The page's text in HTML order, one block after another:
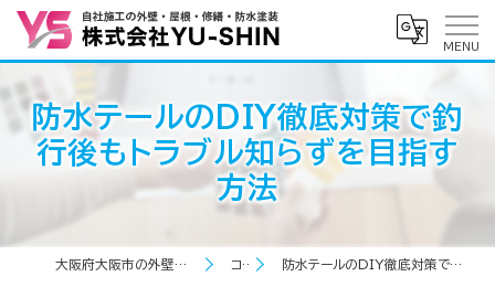
防水テールのDIY徹底対策で釣
行後もトラブル知らずを目指す
方法
大阪府大阪市の外壁塗装なら株式会社YU-SHIN コラム 防水テールのDIY徹底対策で釣行後もトラブル知らずを目指す方法